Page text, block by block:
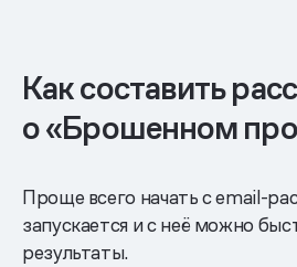
Как составить
о «Брошенном
Проще всего начать с email-
запускается и с неё можно
результаты.